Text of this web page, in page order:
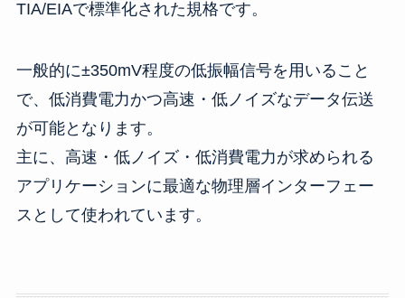
TIA/EIAで標準化された規格です。
一般的に±350mV程度の低振幅信号を用いること
で、低消費電力かつ高速・低ノイズなデータ伝送
が可能となります。
主に、高速・低ノイズ・低消費電力が求められる
アプリケーションに最適な物理層インターフェー
スとして使われています。